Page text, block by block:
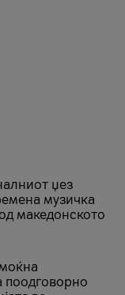
џез
музичка
македонското
поодговорно